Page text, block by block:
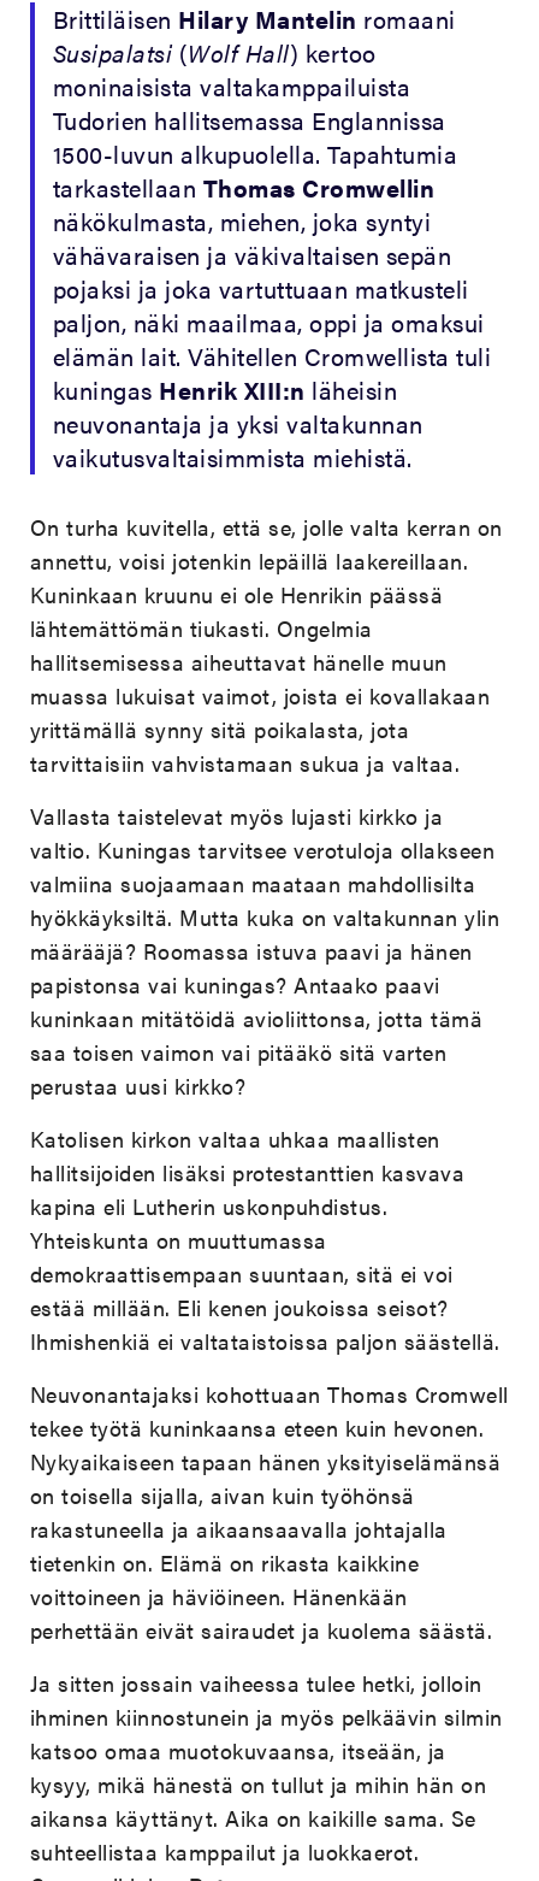
Brittiläisen Hilary Mantelin romaani
Susipalatsi (Wolf Hall) kertoo
moninaisista valtakamppailuista
Tudorien hallitsemassa Englannissa
1500-luvun alkupuolella. Tapahtumia
tarkastellaan Thomas Cromwellin
näkökulmasta, miehen, joka syntyi
vähävaraisen ja väkivaltaisen sepän
pojaksi ja joka vartuttuaan matkusteli
paljon, näki maailmaa, oppi ja omaksui
elämän lait. Vähitellen Cromwellista tuli
kuningas Henrik XIII:n läheisin
neuvonantaja ja yksi valtakunnan
vaikutusvaltaisimmista miehistä.
On turha kuvitella, että se, jolle valta kerran on
annettu, voisi jotenkin lepäillä laakereillaan.
Kuninkaan kruunu ei ole Henrikin päässä
lähtemättömän tiukasti. Ongelmia
hallitsemisessa aiheuttavat hänelle muun
muassa lukuisat vaimot, joista ei kovallakaan
yrittämällä synny sitä poikalasta, jota
tarvittaisiin vahvistamaan sukua ja valtaa.
Vallasta taistelevat myös lujasti kirkko ja
valtio. Kuningas tarvitsee verotuloja ollakseen
valmiina suojaamaan maataan mahdollisilta
hyökkäyksiltä. Mutta kuka on valtakunnan ylin
määrääjä? Roomassa istuva paavi ja hänen
papistonsa vai kuningas? Antaako paavi
kuninkaan mitätöidä avioliittonsa, jotta tämä
saa toisen vaimon vai pitääkö sitä varten
perustaa uusi kirkko?
Katolisen kirkon valtaa uhkaa maallisten
hallitsijoiden lisäksi protestanttien kasvava
kapina eli Lutherin uskonpuhdistus.
Yhteiskunta on muuttumassa
demokraattisempaan suuntaan, sitä ei voi
estää millään. Eli kenen joukoissa seisot?
Ihmishenkiä ei valtataistoissa paljon säästellä.
Neuvonantajaksi kohottuaan Thomas Cromwell
tekee työtä kuninkaansa eteen kuin hevonen.
Nykyaikaiseen tapaan hänen yksityiselämänsä
on toisella sijalla, aivan kuin työhönsä
rakastuneella ja aikaansaavalla johtajalla
tietenkin on. Elämä on rikasta kaikkine
voittoineen ja häviöineen. Hänenkään
perhettään eivät sairaudet ja kuolema säästä.
Ja sitten jossain vaiheessa tulee hetki, jolloin
ihminen kiinnostunein ja myös pelkäävin silmin
katsoo omaa muotokuvaansa, itseään, ja
kysyy, mikä hänestä on tullut ja mihin hän on
aikansa käyttänyt. Aika on kaikille sama. Se
suhteellistaa kamppailut ja luokkaerot.